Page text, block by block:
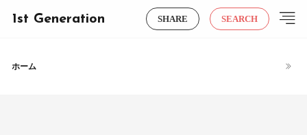
1st Generation SHARE SEARCH
ホーム